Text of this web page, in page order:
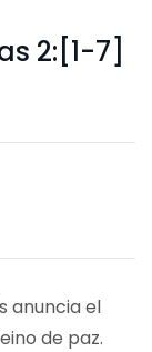
2:[1-7]
anuncia el
de paz.